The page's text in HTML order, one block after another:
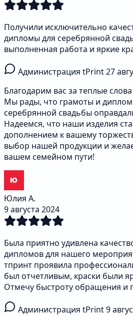
Получили исключительно
дипломы для серебрянной
выполненная работа и яркие
Администрация tPrint27
Благодарим вас за теплые
Мы рады, что грамоты и
серебрянной свадьбы
Надеемся, что наши изделия
дополнением к вашему
выбор нашей продукции и
вашем семейном пути!
Юлия А.
9 августа 2024
Была приятно удивлена
дипломов для нашего
тпринт проявила
был отчетливым, краски были
Отмечу быстроту обращения и
Администрация tPrint9